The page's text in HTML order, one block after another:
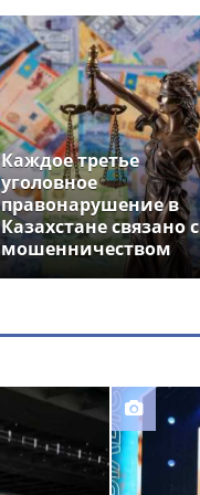
Каждое третье
уголовное
правонарушение в
Казахстане связано с
мошенничеством